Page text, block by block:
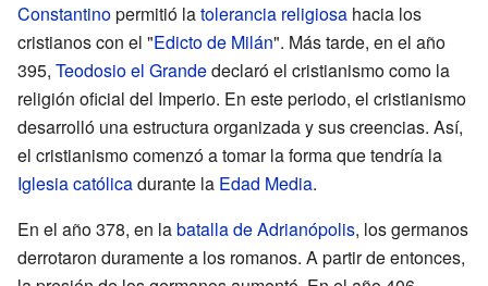
Constantinopermitió latolerancia religiosa hacia los
cristianos con el "Edicto de Milán". Más tarde, en el año
395, Teodosio el Grandedeclaró el cristianismo como la
religión oficial del Imperio. En este periodo, el cristianismo
desarrolló una estructura organizada y sus creencias. Así,
el cristianismo comenzó a tomar la forma que tendría la
Iglesia católicadurante la Edad Media.
En el año 378, en labatalla de Adrianópolis, los germanos
derrotaron duramente a los romanos. A partir de entonces,